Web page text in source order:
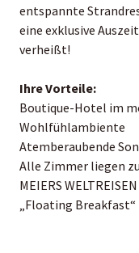
entspannte
eine exklusive
verheißt!
Ihre Vorteile:
Boutique-Hotel im
Wohlfühlambiente
Atemberaubende
Alle Zimmer liegen
MEIERS
„Floating Breakfast“